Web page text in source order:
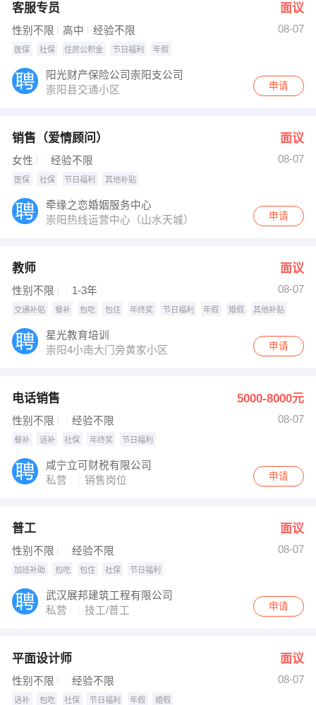
客服专员 面议
性别不限 高中 经验不限 08-07
医保 社保 住房公积金 节日福利 年假
阳光财产保险公司崇阳支公司
崇阳县交通小区
申请
销售（爱情顾问） 面议
女性 经验不限 08-07
医保 社保 节日福利 其他补贴
牵缘之恋婚姻服务中心
崇阳热线运营中心（山水天城）
申请
教师 面议
性别不限 1-3年 08-07
交通补贴 餐补 包吃 包住 年终奖 节日福利 年假 婚假 其他补贴
星光教育培训
崇阳4小南大门旁黄家小区
申请
电话销售 5000-8000元
性别不限 经验不限 08-07
餐补 话补 社保 年终奖 节日福利
咸宁立可财税有限公司
私营
销售岗位 申请
普工 面议
性别不限 经验不限 08-07
加班补助 包吃 包住 社保 节日福利
武汉展邦建筑工程有限公司
私营
技工/普工 申请
平面设计师 面议
性别不限 经验不限 08-07
话补 包吃 社保 节日福利 年假 婚假